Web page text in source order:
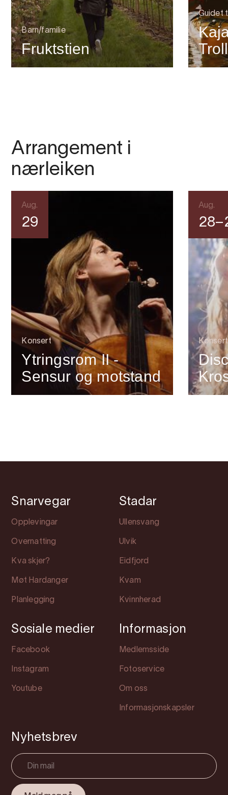
Barn/familie
Fruktstien
Guidet
Arrangement i
nærleiken
Aug.
29
Konsert
Ytringsrom II -
Sensur og motstand
Aug.
Konsert
Snarvegar
Opplevingar
Overnatting
Kva skjer?
Møt Hardanger
Planlegging
Stadar
Ullensvang
Ulvik
Eidfjord
Kvam
Kvinnherad
Sosiale medier
Facebook
Instagram
Youtube
Informasjon
Medlemsside
Fotoservice
Om oss
Informasjonskapsler
Nyhetsbrev